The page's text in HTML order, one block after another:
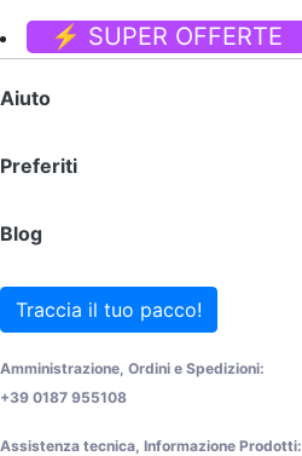
⚡ SUPER OFFERTE
Aiuto
Preferiti
Blog
Traccia il tuo pacco!
Amministrazione, Ordini e Spedizioni:
+39 0187 955108
Assistenza tecnica, Informazione Prodotti: